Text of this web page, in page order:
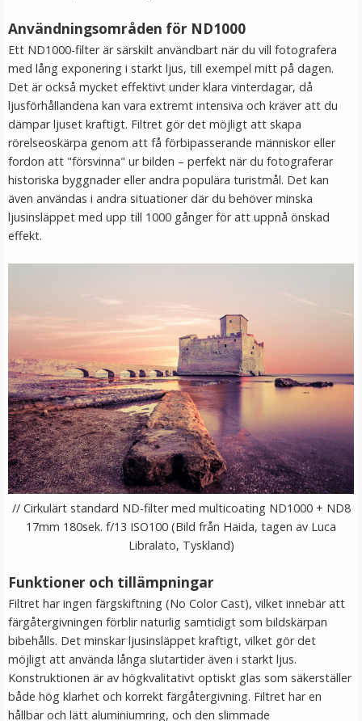
Step Up Ring 49-52mm - Gör filtergängan större
★ ★
69 kr
JJC rengöringskit 3 i 1 för kameran
129 kr
LÄGG I VARUKORG
Användningsområden för ND1000
Ett ND1000-filter är särskilt användbart när du vill fotografera
med lång exponering i starkt ljus, till exempel mitt på dagen.
Det är också mycket effektivt under klara vinterdagar, då
ljusförhållandena kan vara extremt intensiva och kräver att du
dämpar ljuset kraftigt. Filtret gör det möjligt att skapa
rörelseoskärpa genom att få förbipasserande människor eller
fordon att "försvinna" ur bilden – perfekt när du fotograferar
historiska byggnader eller andra populära turistmål. Det kan
även användas i andra situationer där du behöver minska
ljusinsläppet med upp till 1000 gånger för att uppnå önskad
effekt.
// Cirkulärt standard ND-filter med multicoating ND1000 + ND8
17mm 180sek. f/13 ISO100 (Bild från Haida, tagen av Luca
Libralato, Tyskland)
Funktioner och tillämpningar
Filtret har ingen färgskiftning (No Color Cast), vilket innebär att
färgåtergivningen förblir naturlig samtidigt som bildskärpan
bibehålls. Det minskar ljusinsläppet kraftigt, vilket gör det
möjligt att använda långa slutartider även i starkt ljus.
Konstruktionen är av högkvalitativt optiskt glas som säkerställer
både hög klarhet och korrekt färgåtergivning. Filtret har en
hållbar och lätt aluminiumring, och den slimmade